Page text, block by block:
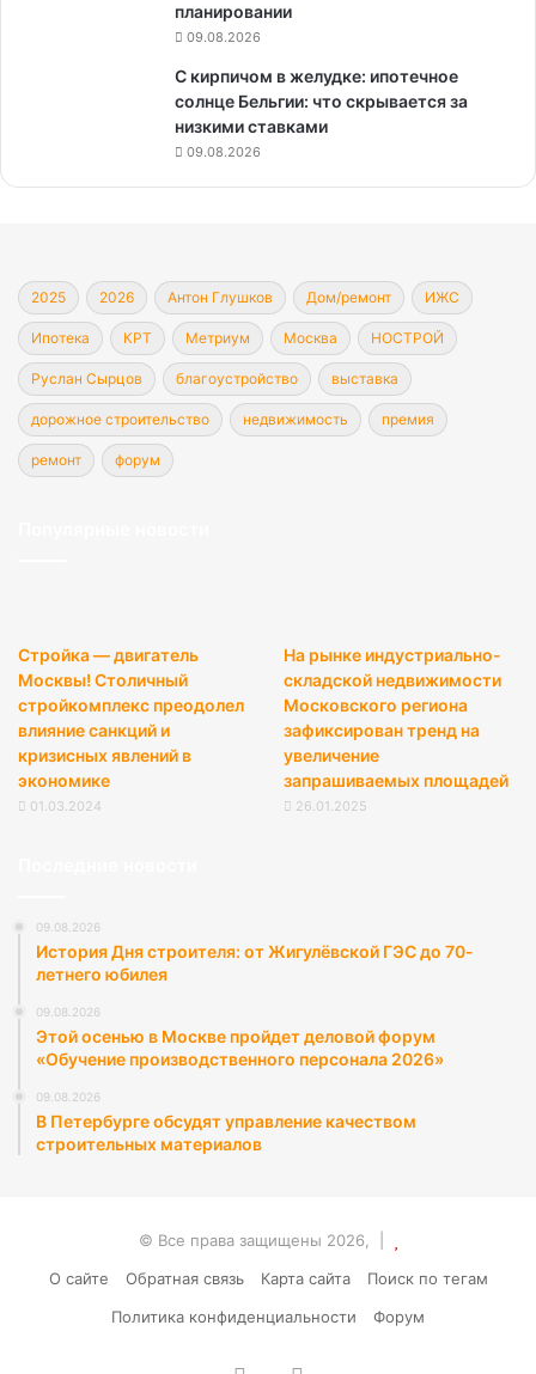
планировании
09.08.2026
С кирпичом в желудке: ипотечное
солнце Бельгии: что скрывается за
низкими ставками
09.08.2026
2025 2026 Антон Глушков Дом/ремонт ИЖС
Ипотека КРТ Метриум Москва НОСТРОЙ
Руслан Сырцов благоустройство выставка
дорожное строительство недвижимость премия
ремонт форум
Стройка — двигатель
Москвы! Столичный
стройкомплекс преодолел
влияние санкций и
кризисных явлений в
экономике
01.03.2024
На рынке индустриально-
складской недвижимости
Московского региона
зафиксирован тренд на
увеличение
запрашиваемых площадей
26.01.2025
09.08.2026
История Дня строителя: от Жигулёвской ГЭС до 70-
летнего юбилея
09.08.2026
Этой осенью в Москве пройдет деловой форум
«Обучение производственного персонала 2026»
09.08.2026
В Петербурге обсудят управление качеством
строительных материалов
© Все права защищены 2026, |
О сайте
Обратная связь Карта сайта
Поиск по тегам
Политика конфиденциальности
Форум